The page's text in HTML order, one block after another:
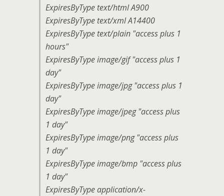
ExpiresByType text/html A900
ExpiresByType text/xml A14400
ExpiresByType text/plain "access plus 1
hours"
ExpiresByType image/gif "access plus 1
day"
ExpiresByType image/jpg "access plus 1
day"
ExpiresByType image/jpeg "access plus
1 day"
ExpiresByType image/png "access plus
1 day"
ExpiresByType image/bmp "access plus
1 day"
ExpiresByType application/x-